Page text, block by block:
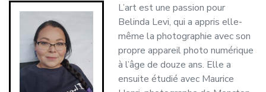
L’art est une passion pour
Belinda Levi, qui a appris elle-
même la photographie avec son
propre appareil photo numérique
à l’âge de douze ans. Elle a
ensuite étudié avec Maurice